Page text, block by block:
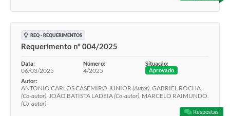
REQ - REQUERIMENTOS
Requerimento nº 004/2025
Data:
06/03/2025
Número:
4/2025
Situação:
Aprovado
Autor:
ANTONIO CARLOS CASEMIRO JUNIOR (Autor), GABRIEL ROCHA.
(Co-autor), JOÃO BATISTA LADEIA(Co-autor), MARCELO RAIMUNDO.
(Co-autor)
Respostas